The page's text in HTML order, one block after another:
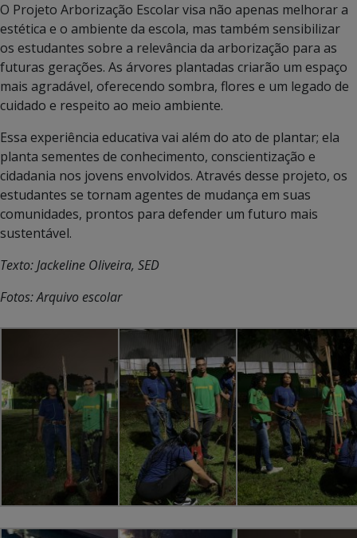
O Projeto Arborização Escolar visa não apenas melhorar a
estética e o ambiente da escola, mas também sensibilizar
os estudantes sobre a relevância da arborização para as
futuras gerações. As árvores plantadas criarão um espaço
mais agradável, oferecendo sombra, flores e um legado de
cuidado e respeito ao meio ambiente.
Essa experiência educativa vai além do ato de plantar; ela
planta sementes de conhecimento, conscientização e
cidadania nos jovens envolvidos. Através desse projeto, os
estudantes se tornam agentes de mudança em suas
comunidades, prontos para defender um futuro mais
sustentável.
Texto: Jackeline Oliveira, SED
Fotos: Arquivo escolar